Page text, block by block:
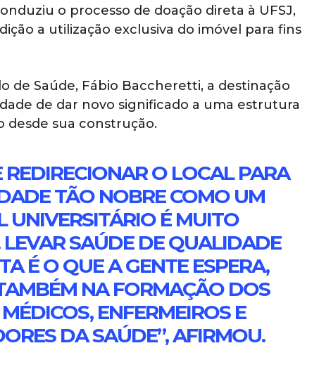
o processo de doação direta à UFSJ,
a utilização exclusiva do imóvel para fins
de Saúde, Fábio Baccheretti, a destinação
de dar novo significado a uma estrutura
desde sua construção.
REDIRECIONAR O LOCAL PARA
TÃO NOBRE COMO UM
UNIVERSITÁRIO É MUITO
SAÚDE DE QUALIDADE
É O QUE A GENTE ESPERA,
NA FORMAÇÃO DOS
ENFERMEIROS E
DA SAÚDE”, AFIRMOU.